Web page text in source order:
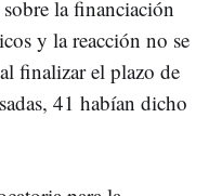
la financiación
y la reacción no se
finalizar el plazo de
41 habían dicho